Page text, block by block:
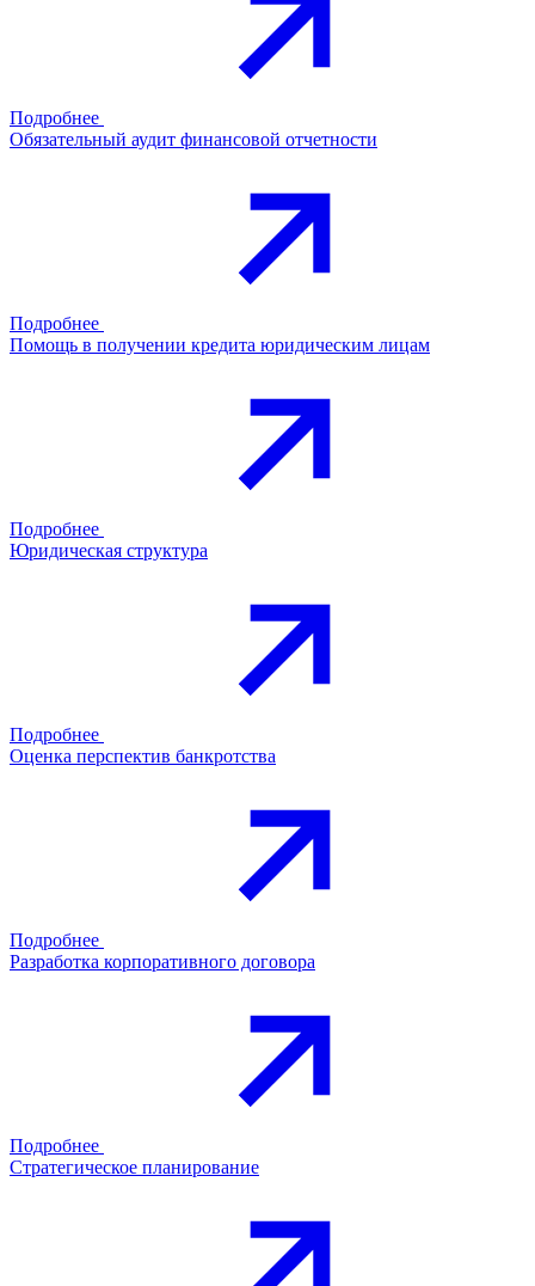
Подробнее
Обязательный аудит финансовой отчетности
Подробнее
Помощь в получении кредита юридическим лицам
Подробнее
Юридическая структура
Подробнее
Оценка перспектив банкротства
Подробнее
Разработка корпоративного договора
Подробнее
Стратегическое планирование